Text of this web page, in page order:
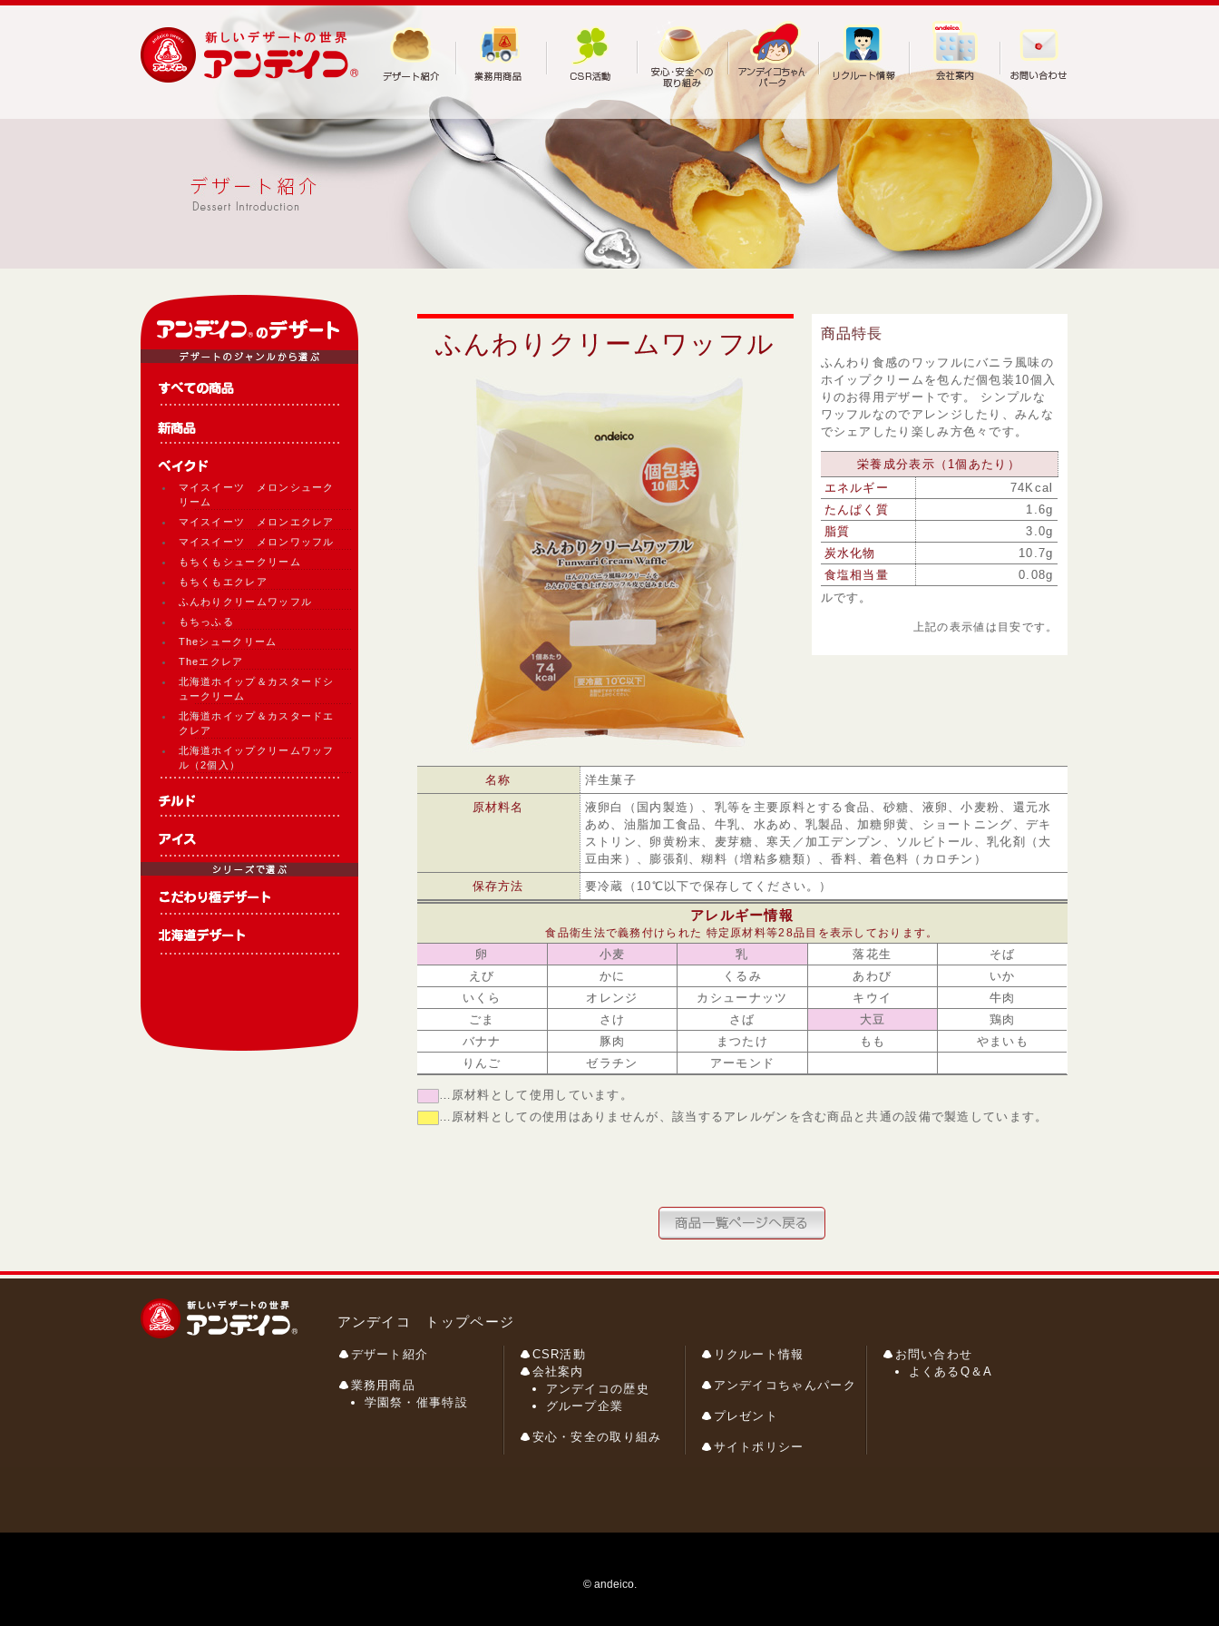
マイスイーツ メロンシューク
リーム
マイスイーツ メロンエクレア
マイスイーツ メロンワッフル
もちくもシュークリーム
もちくもエクレア
ふんわりクリームワッフル
もちっふる
Theシュークリーム
Theエクレア
北海道ホイップ＆カスタードシ
ュークリーム
北海道ホイップ＆カスタードエ
クレア
北海道ホイップクリームワッフ
ル（2個入）
ふんわりクリームワッフル 商品特長
ふんわり食感のワッフルにバニラ風味の
ホイップクリームを包んだ個包装10個入
りのお得用デザートです。 シンプルな
ワッフルなのでアレンジしたり、みんな
でシェアしたり楽しみ方色々です。
栄養成分表示（1個あたり）
エネルギー
74Kcal
たんぱく質
1.6g
脂質
3.0g
炭水化物
10.7g
食塩相当量
0.08g
ルです。
上記の表示値は目安です。
名称
洋生菓子
原材料名
液卵白（国内製造）、乳等を主要原料とする食品、砂糖、液卵、小麦粉、還元水
あめ、油脂加工食品、牛乳、水あめ、乳製品、加糖卵黄、ショートニング、デキ
ストリン、卵黄粉末、麦芽糖、寒天／加工デンプン、ソルビトール、乳化剤（大
豆由来）、膨張剤、糊料（増粘多糖類）、香料、着色料（カロチン）
保存方法
要冷蔵（10℃以下で保存してください。）
アレルギー情報
食品衛生法で義務付けられた 特定原材料等28品目を表示しております。
卵 小麦 乳 落花生
そば
えび
かに くるみ あわび
いか
いくら
オレンジ カシューナッツ キウイ
牛肉
ごま
さけ さば 大豆
鶏肉
バナナ
豚肉 まつたけ もも
やまいも
りんご
ゼラチン アーモンド
…原材料として使用しています。
…原材料としての使用はありませんが、該当するアレルゲンを含む商品と共通の設備で製造しています。
アンデイコ トップページ
デザート紹介
業務用商品
学園祭・催事特設
CSR活動
会社案内
アンデイコの歴史
グループ企業
安心・安全の取り組み
リクルート情報
アンデイコちゃんパーク
プレゼント
サイトポリシー
お問い合わせ
よくあるQ＆A
© andeico.